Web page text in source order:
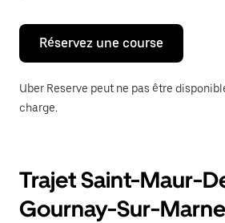
pour
fermer
calendrier.
Réservez une course
Uber Reserve peut ne pas être
charge.
Trajet Saint-Maur-
Gournay-Sur-Marne